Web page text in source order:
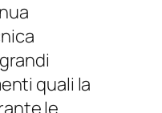
quali la